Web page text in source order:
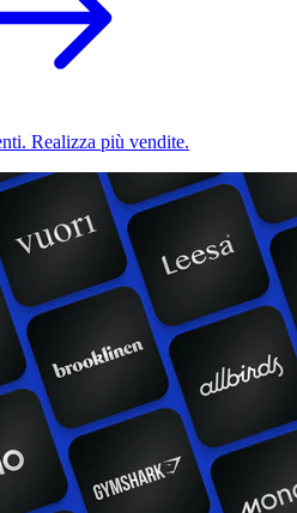
Realizza più vendite.